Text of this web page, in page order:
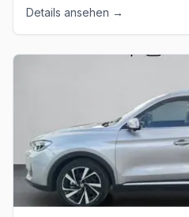
Details ansehen →